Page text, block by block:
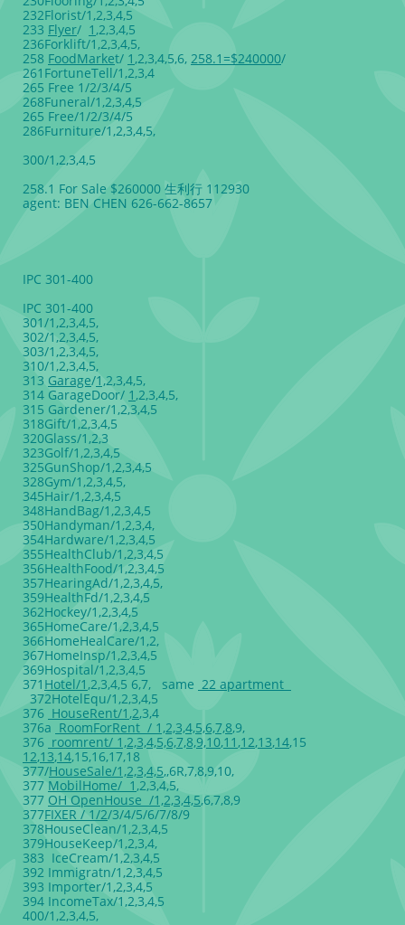
232Florist/1,2,3,4,5
233 Flyer/ 1 ,2,3,4,5
236Forklift/1,2,3,4,5,
258 FoodMarket/ 1 ,2,3,4,5,6, 258.1=$240000/
261FortuneTell/1,2,3,4
265 Free 1/2/3/4/5
268Funeral/1,2,3,4,5
265 Free/1/2/3/4/5
286Furniture/1,2,3,4,5,
300/1,2,3,4,5
258.1 For Sale $260000 生利行 112930
agent: BEN CHEN 626-662-8657
IPC 301-400
IPC 301-400
301/1,2,3,4,5,
302/1,2,3,4,5,
303/1,2,3,4,5,
310/1,2,3,4,5,
313 Garage/1,2,3,4,5,
314 GarageDoor/ 1 ,2,3,4,5,
315 Gardener/1,2,3,4,5
318Gift/1,2,3,4,5
320Glass/1,2,3
323Golf/1,2,3,4,5
325GunShop/1,2,3,4,5
328Gym/1,2,3,4,5,
345Hair/1,2,3,4,5
348HandBag/1,2,3,4,5
350Handyman/1,2,3,4,
354Hardware/1,2,3,4,5
355HealthClub/1,2,3,4,5
356HealthFood/1,2,3,4,5
357HearingAd/1,2,3,4,5,
359HealthFd/1,2,3,4,5
362Hockey/1,2,3,4,5
365HomeCare/1,2,3,4,5
366HomeHealCare/1,2,
367HomeInsp/1,2,3,4,5
369Hospital/1,2,3,4,5
371 Hotel/1 ,2,3,4,5 6,7, same 22 apartment
372HotelEqu/1,2,3,4,5
376 HouseRent/1 ,2,3,4
376a RoomForRent / 1,2,3,4,5,6,7,8,9,
376 roomrent/ 1,2,3,4,5,6,7,8,9,10,11 ,12,13,14,15
12,13,14,15,16,17,18
377/HouseSale/1,2,3,4,5,,6R,7,8,9,10,
377 MobilHome/ 1 ,2,3,4,5,
377 OH OpenHouse /1,2,3,4,5,6,7,8,9
377FIXER / 1/2/3/4/5/6/7/8/9
378HouseClean/1,2,3,4,5
379HouseKeep/1,2,3,4,
383 IceCream/1,2,3,4,5
392 Immigratn/1,2,3,4,5
393 Importer/1,2,3,4,5
394 IncomeTax/1,2,3,4,5
400/1,2,3,4,5,